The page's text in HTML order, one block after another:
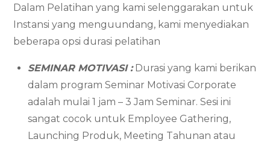
Dalam Pelatihan yang kami selenggarakan untuk
Instansi yang menguundang, kami menyediakan
beberapa opsi durasi pelatihan
SEMINAR MOTIVASI :Durasi yang kami berikan
dalam program Seminar Motivasi Corporate
adalah mulai 1 jam – 3 Jam Seminar. Sesi ini
sangat cocok untuk Employee Gathering,
Launching Produk, Meeting Tahunan atau